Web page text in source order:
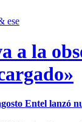
ese
a la
Entel lanzó